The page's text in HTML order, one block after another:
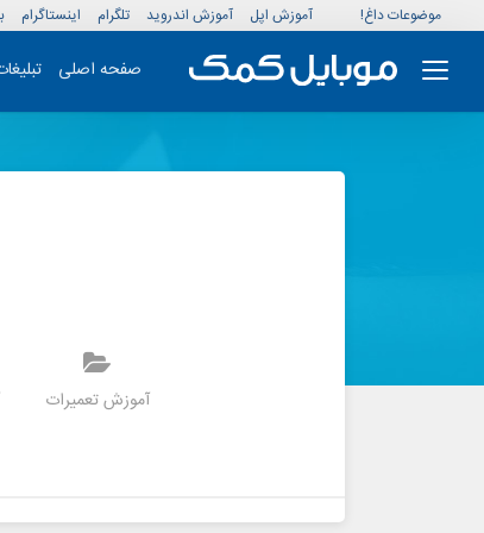
موضوعات داغ! آموزش اپل آموزش اندروید تلگرام اینستاگرام
صفحه اصلی
آموزش تعمیرات